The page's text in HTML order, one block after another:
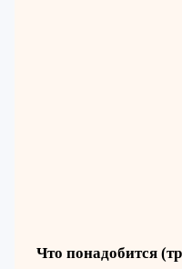
Что понадобится